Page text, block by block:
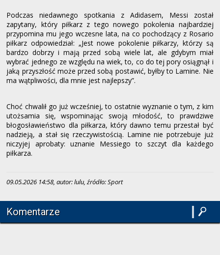
Podczas niedawnego spotkania z Adidasem, Messi został
zapytany, który piłkarz z tego nowego pokolenia najbardziej
przypomina mu jego wczesne lata, na co pochodzący z Rosario
piłkarz odpowiedział: „Jest nowe pokolenie piłkarzy, którzy są
bardzo dobrzy i mają przed sobą wiele lat, ale gdybym miał
wybrać jednego ze względu na wiek, to, co do tej pory osiągnął i
jaką przyszłość może przed sobą postawić, byłby to Lamine. Nie
ma wątpliwości, dla mnie jest najlepszy”.
Choć chwalił go już wcześniej, to ostatnie wyznanie o tym, z kim
utożsamia się, wspominając swoją młodość, to prawdziwe
błogosławieństwo dla piłkarza, który dawno temu przestał być
nadzieją, a stał się rzeczywistością. Lamine nie potrzebuje już
niczyjej aprobaty: uznanie Messiego to szczyt dla każdego
piłkarza.
09.05.2026 14:58, autor: lulu, źródło: Sport
Komentarze